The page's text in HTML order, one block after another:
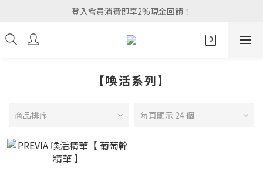
登入會員消費即享2%現金回饋！
【喚活系列】
商品排序 每頁顯示 24 個